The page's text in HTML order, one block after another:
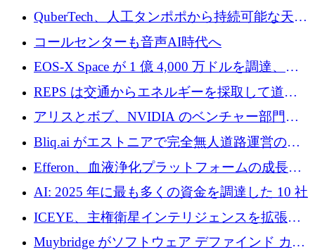
る: イノベーション リーダーが Nexus
Luxembourg 2026 に集まる理由
QuberTech、人工タンポポから持続可能な天然
ゴムを開発するために 340 万ポンドを調達
コールセンターも音声AI時代へ
EOS-X Space が 1 億 4,000 万ドルを調達、
Mistral が Emmi AI を買収、Bliq がエストニア
での完全無人道路運営を承認
REPS は交通からエネルギーを採取して道路
を発電所に変えるために 2,360 万ドルを調達
アリスとボブ、NVIDIA のベンチャー部門か
らの投資でシリーズ B を拡大
Bliq.ai がエストニアで完全無人道路運営の承
認を獲得
Efferon、血液浄化プラットフォームの成長に
250万ユーロを確保
AI: 2025 年に最も多くの資金を調達した 10 社
ICEYE、主権衛星インテリジェンスを拡張す
るために 3 億ユーロの信用枠を確保
Muybridge がソフトウェア デファインド カメ